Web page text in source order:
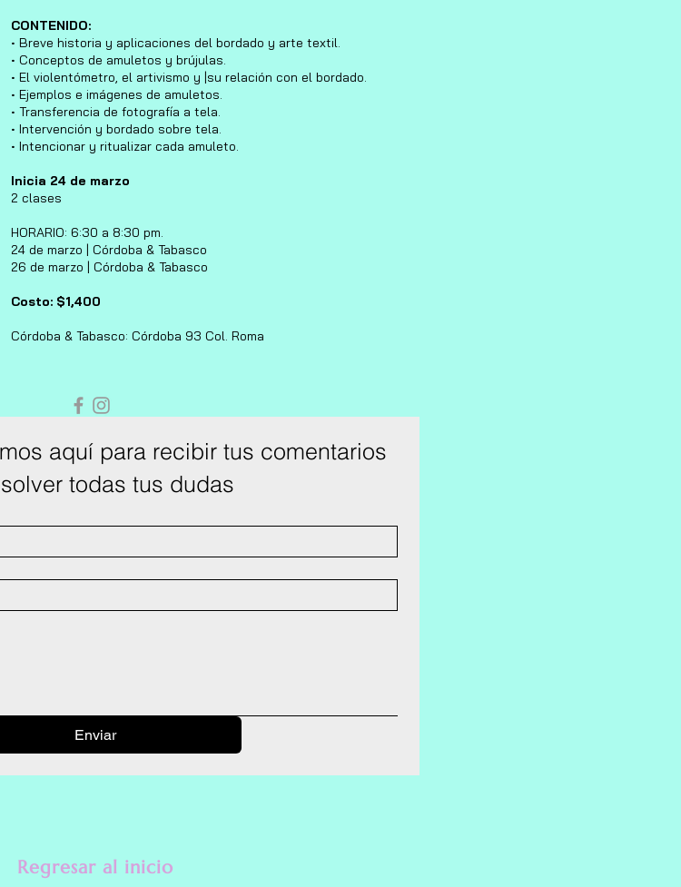
CONTENIDO:
• Breve historia y aplicaciones del bordado y arte textil.
• Conceptos de amuletos y brújulas.
• El violentómetro, el artivismo y |su relación con el bordado.
• Ejemplos e imágenes de amuletos.
• Transferencia de fotografía a tela.
• Intervención y bordado sobre tela.
• Intencionar y ritualizar cada amuleto.
Inicia 24 de marzo
2 clases
HORARIO: 6:30 a 8:30 pm.
24 de marzo | Córdoba & Tabasco
26 de marzo | Córdoba & Tabasco
Costo: $1,400
Córdoba & Tabasco: Córdoba 93 Col. Roma
aquí para recibir tus comentarios
todas tus dudas
Enviar
Regresar al inicio